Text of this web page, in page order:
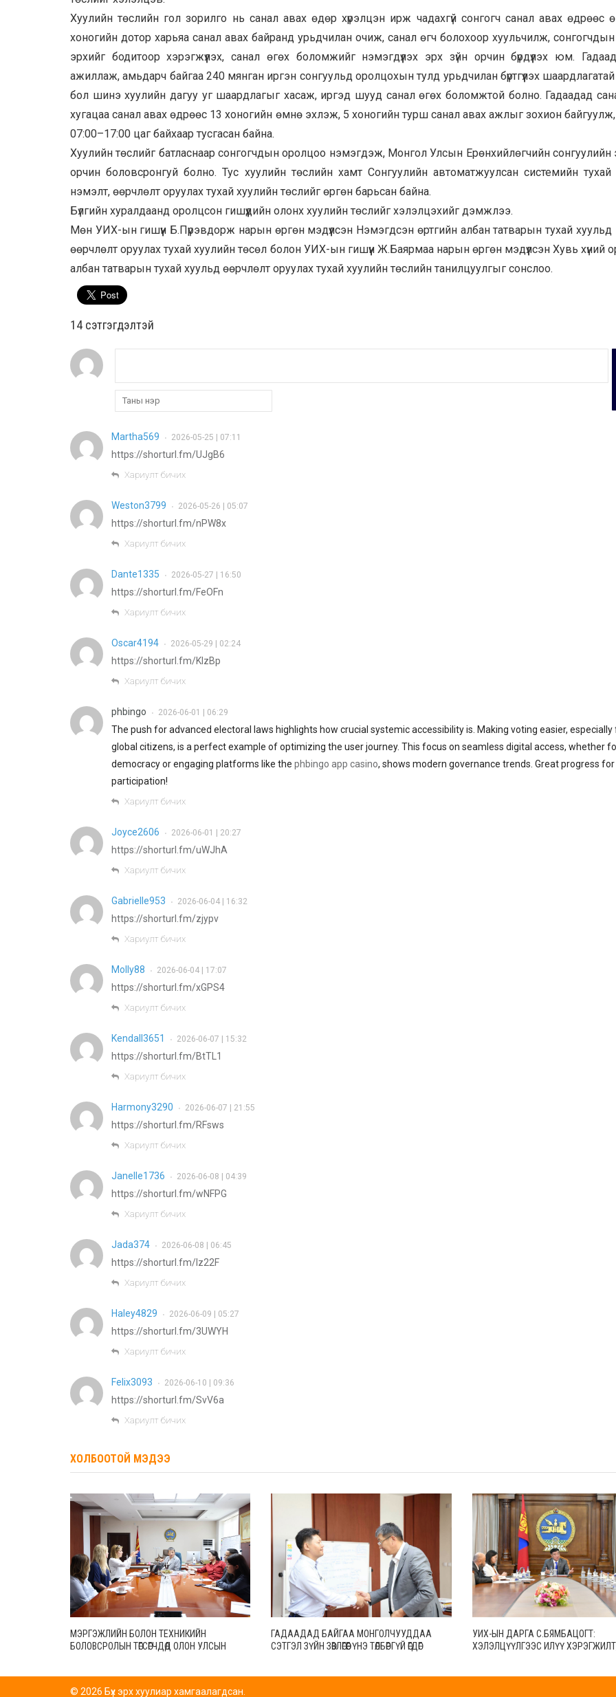
Хуулийн төслийн гол зорилго нь санал авах өдөр хүрэлцэн ирж чадахгүй сонгогч санал авах өдрөөс
хоногийн дотор харьяа санал авах байранд урьдчилан очиж, санал өгч болохоор хуульчилж,
эрхийг бодитоор хэрэгжүүлэх, санал өгөх боломжийг нэмэгдүүлэх эрх зүйн орчин бүрдүүлэх юм.
ажиллаж, амьдарч байгаа 240 мянган иргэн сонгуульд оролцохын тулд урьдчилан бүртгүүлэх
бол шинэ хуулийн дагуу уг шаардлагыг хасаж, иргэд шууд санал өгөх боломжтой болно. Гадаадад
хугацаа санал авах өдрөөс 13 хоногийн өмнө эхлэж, 5 хоногийн турш санал авах ажлыг зохион
07:00–17:00 цаг байхаар тусгасан байна.
Хуулийн төслийг батласнаар сонгогчдын оролцоо нэмэгдэж, Монгол Улсын Ерөнхийлөгчийн сонгуулийн
орчин боловсронгуй болно. Тус хуулийн төслийн хамт Сонгуулийн автоматжуулсан системийн тухай
нэмэлт, өөрчлөлт оруулах тухай хуулийн төслийг өргөн барьсан байна.
Бүлгийн хуралдаанд оролцсон гишүүдийн олонх хуулийн төслийг хэлэлцэхийг дэмжлээ.
Мөн УИХ-ын гишүүн Б.Пүрэвдорж нарын өргөн мэдүүлсэн Нэмэгдсэн өртгийн албан татварын тухай
өөрчлөлт оруулах тухай хуулийн төсөл болон УИХ-ын гишүүн Ж.Баярмаа нарын өргөн мэдүүлсэн Хувь хүний
албан татварын тухай хуульд өөрчлөлт оруулах тухай хуулийн төслийн танилцуулгыг сонслоо.
14 cэтгэгдэлтэй
Martha569 • 2026-05-25 | 07:11
https://shorturl.fm/UJgB6
Хариулт бичих
Weston3799 • 2026-05-26 | 05:07
https://shorturl.fm/nPW8x
Хариулт бичих
Dante1335 • 2026-05-27 | 16:50
https://shorturl.fm/FeOFn
Хариулт бичих
Oscar4194 • 2026-05-29 | 02:24
https://shorturl.fm/KlzBp
Хариулт бичих
phbingo • 2026-06-01 | 06:29
The push for advanced electoral laws highlights how crucial systemic accessibility is. Making voting easier, especially
global citizens, is a perfect example of optimizing the user journey. This focus on seamless digital access, whether
democracy or engaging platforms like the phbingo app casino, shows modern governance trends. Great progress
participation!
Хариулт бичих
Joyce2606 • 2026-06-01 | 20:27
https://shorturl.fm/uWJhA
Хариулт бичих
Gabrielle953 • 2026-06-04 | 16:32
https://shorturl.fm/zjypv
Хариулт бичих
Molly88 • 2026-06-04 | 17:07
https://shorturl.fm/xGPS4
Хариулт бичих
Kendall3651 • 2026-06-07 | 15:32
https://shorturl.fm/BtTL1
Хариулт бичих
Harmony3290 • 2026-06-07 | 21:55
https://shorturl.fm/RFsws
Хариулт бичих
Janelle1736 • 2026-06-08 | 04:39
https://shorturl.fm/wNFPG
Хариулт бичих
Jada374 • 2026-06-08 | 06:45
https://shorturl.fm/Iz22F
Хариулт бичих
Haley4829 • 2026-06-09 | 05:27
https://shorturl.fm/3UWYH
Хариулт бичих
Felix3093 • 2026-06-10 | 09:36
https://shorturl.fm/SvV6a
Хариулт бичих
ХОЛБООТОЙ МЭДЭЭ
МЭРГЭЖЛИЙН БОЛОН ТЕХНИКИЙН
БОЛОВСРОЛЫН ТӨГСӨГЧДӨД ОЛОН УЛСЫН
ГАДААДАД БАЙГАА МОНГОЛЧУУДДАА
СЭТГЭЛ ЗҮЙН ЗӨВЛӨГӨӨГ ҮНЭ ТӨЛБӨРГҮЙ ӨГДӨГ
УИХ-ЫН ДАРГА С.БЯМБАЦОГТ:
ХЭЛЭЛЦҮҮЛГЭЭС ИЛҮҮ
© 2026 Бүх эрх хуулиар хамгаалагдсан.